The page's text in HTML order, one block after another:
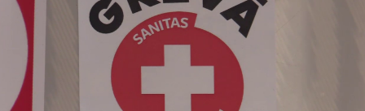
stabilirea și sancționarea contravențiilor silvice.
Totodată, a fost dispusă măsura complementară a
confiscării unei cantități de
338 de kilograme de trufe
evaluate la
81.120 de lei